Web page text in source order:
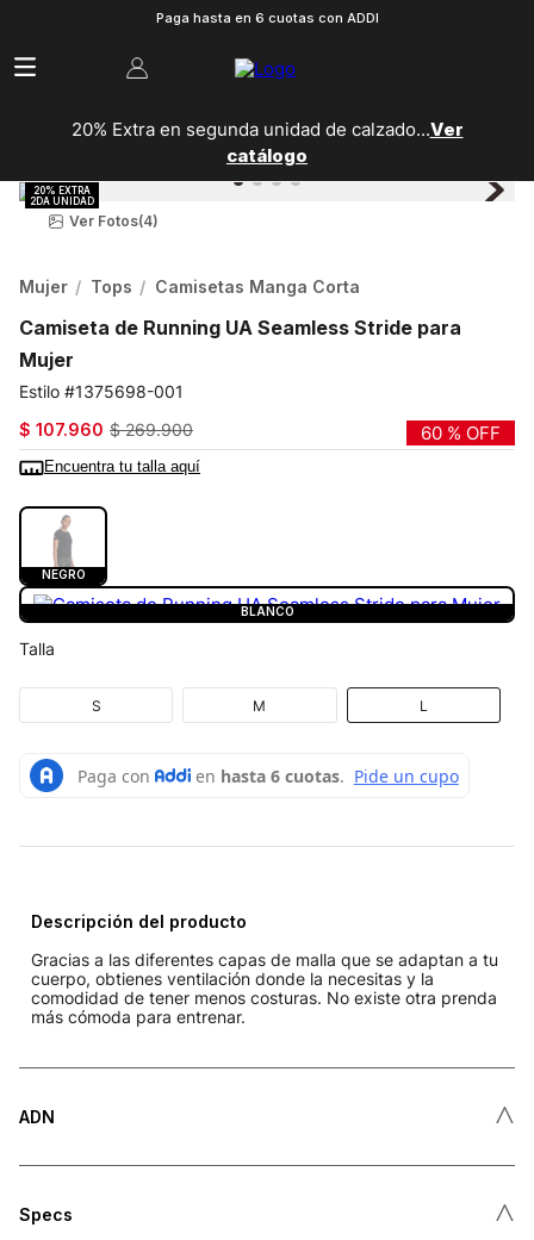
Paga hasta en 6 cuotas con ADDI
20% Extra en segunda unidad de calzado...Ver
catálogo
Ver Fotos(4)
Mujer Tops Camisetas Manga Corta
Camiseta de Running UA Seamless Stride para
Mujer
1375698-001
$ 107.960 $ 269.900 60 % OFF
Encuentra tu talla aquí
NEGRO
BLANCO
Talla
S M L
Descripción del producto
Gracias a las diferentes capas de malla que se adaptan a tu
cuerpo, obtienes ventilación donde la necesitas y la
comodidad de tener menos costuras. No existe otra prenda
más cómoda para entrenar.
ADN ˄
Specs ˄